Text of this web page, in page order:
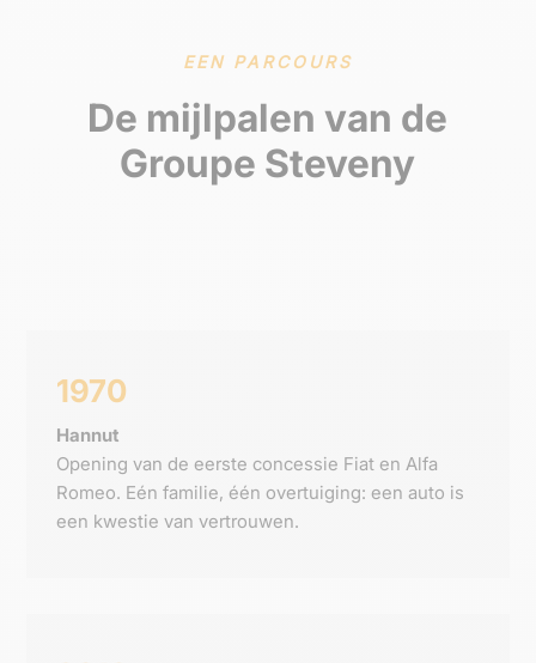
EEN PARCOURS
De mijlpalen van de
Groupe Steveny
1970
Hannut
Opening van de eerste concessie Fiat en Alfa
Romeo. Eén familie, één overtuiging: een auto is
een kwestie van vertrouwen.